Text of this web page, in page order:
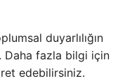
duyarlılığın
Daha fazla bilgi için
edebilirsiniz.